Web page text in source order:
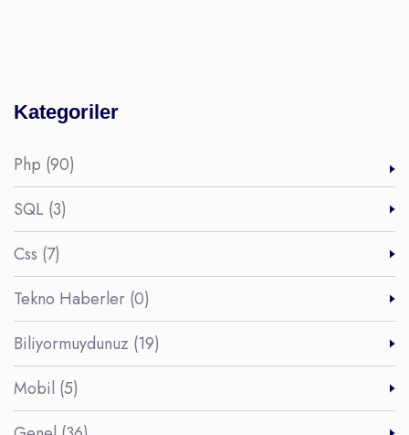
Kategoriler
Php (90)
SQL (3)
Css (7)
Tekno Haberler (0)
Biliyormuydunuz (19)
Mobil (5)